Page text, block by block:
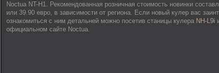
Noctua NT-H1. Рекомендованная розничная стоимость новинки
или 39.90 евро, в зависимости от региона. Если новый кулер вас
ознакомиться с ним детальней можно посетив станицы кулера NH-L9i
официальном сайте Noctua.